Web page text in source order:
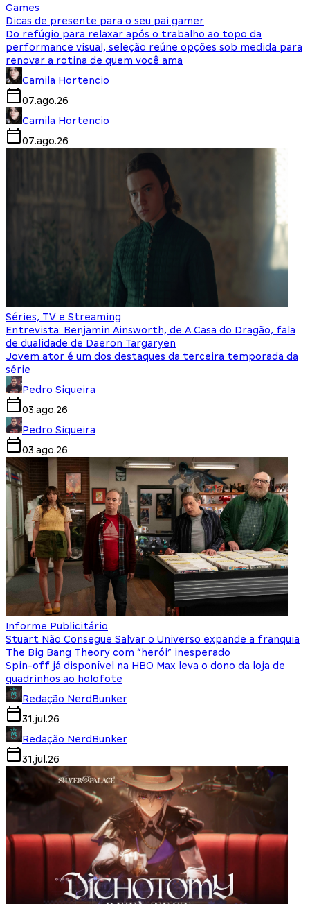
Games
Dicas de presente para o seu pai gamer
Do refúgio para relaxar após o trabalho ao topo da
performance visual, seleção reúne opções sob medida para
renovar a rotina de quem você ama
Camila Hortencio
07.ago.26
Camila Hortencio
07.ago.26
Séries, TV e Streaming
Entrevista: Benjamin Ainsworth, de A Casa do Dragão, fala
de dualidade de Daeron Targaryen
Jovem ator é um dos destaques da terceira temporada da
série
Pedro Siqueira
03.ago.26
Pedro Siqueira
03.ago.26
Informe Publicitário
Stuart Não Consegue Salvar o Universo expande a franquia
The Big Bang Theory com “herói” inesperado
Spin-off já disponível na HBO Max leva o dono da loja de
quadrinhos ao holofote
Redação NerdBunker
31.jul.26
Redação NerdBunker
31.jul.26